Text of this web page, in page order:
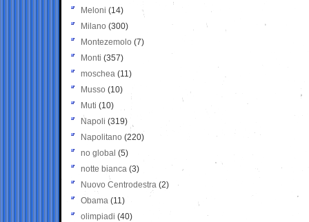
Meloni (14)
Milano (300)
Montezemolo (7)
Monti (357)
moschea (11)
Musso (10)
Muti (10)
Napoli (319)
Napolitano (220)
no global (5)
notte bianca (3)
Nuovo Centrodestra (2)
Obama (11)
olimpiadi (40)